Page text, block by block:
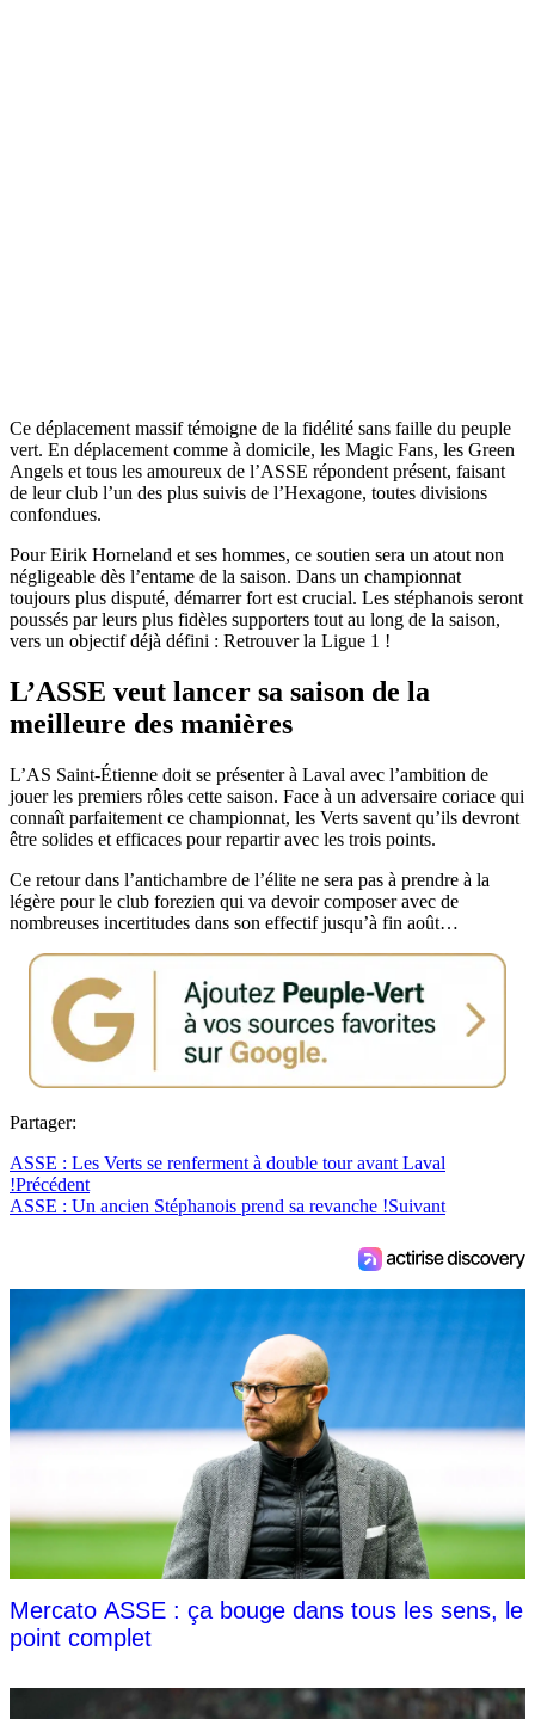
Ce déplacement massif témoigne de la fidélité sans faille du peuple
vert. En déplacement comme à domicile, les Magic Fans, les Green
Angels et tous les amoureux de l’ASSE répondent présent, faisant
de leur club l’un des plus suivis de l’Hexagone, toutes divisions
confondues.
Pour Eirik Horneland et ses hommes, ce soutien sera un atout non
négligeable dès l’entame de la saison. Dans un championnat
toujours plus disputé, démarrer fort est crucial. Les stéphanois seront
poussés par leurs plus fidèles supporters tout au long de la saison,
vers un objectif déjà défini : Retrouver la Ligue 1 !
L’ASSE veut lancer sa saison de la
meilleure des manières
L’AS Saint-Étienne doit se présenter à Laval avec l’ambition de
jouer les premiers rôles cette saison. Face à un adversaire coriace qui
connaît parfaitement ce championnat, les Verts savent qu’ils devront
être solides et efficaces pour repartir avec les trois points.
Ce retour dans l’antichambre de l’élite ne sera pas à prendre à la
légère pour le club forezien qui va devoir composer avec de
nombreuses incertitudes dans son effectif jusqu’à fin août…
Partager:
ASSE : Les Verts se renferment à double tour avant Laval
!Précédent
ASSE : Un ancien Stéphanois prend sa revanche !Suivant
Mercato ASSE : ça bouge dans tous les sens, le
point complet